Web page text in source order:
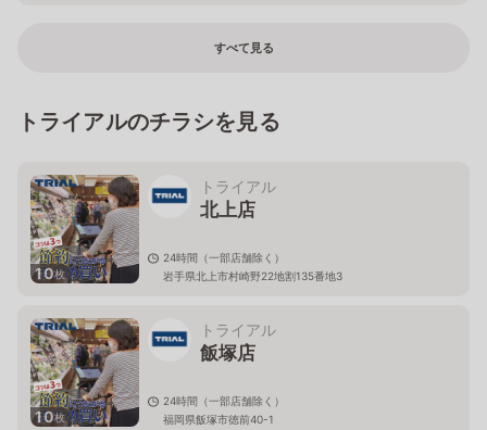
すべて見る
トライアルのチラシを見る
10枚
トライアル
北上店
24時間（一部店舗除く）
岩手県北上市村崎野22地割135番地3
10枚
トライアル
飯塚店
24時間（一部店舗除く）
福岡県飯塚市徳前40-1